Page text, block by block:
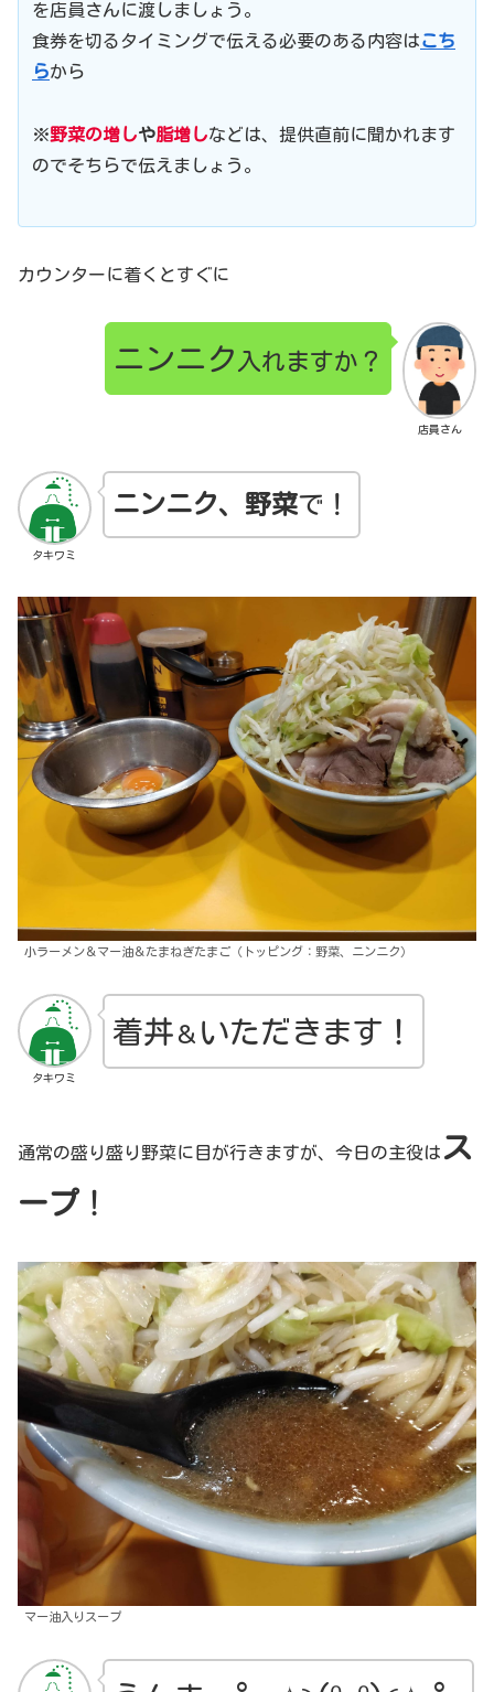
を店員さんに渡しましょう。
食券を切るタイミングで伝える必要のある内容はこち
らから
※野菜の増しや脂増しなどは、提供直前に聞かれます
のでそちらで伝えましょう。
カウンターに着くとすぐに
店員さん
ニンニク 入れますか？
タキワミ
ニンニク、野菜で！
小ラーメン＆マー油＆たまねぎたまご（トッピング：野菜、ニンニク）
タキワミ
着丼 ＆ いただきます！
通常の盛り盛り野菜に目が行きますが、今日の主役は ス
ープ ！
マー油入りスープ